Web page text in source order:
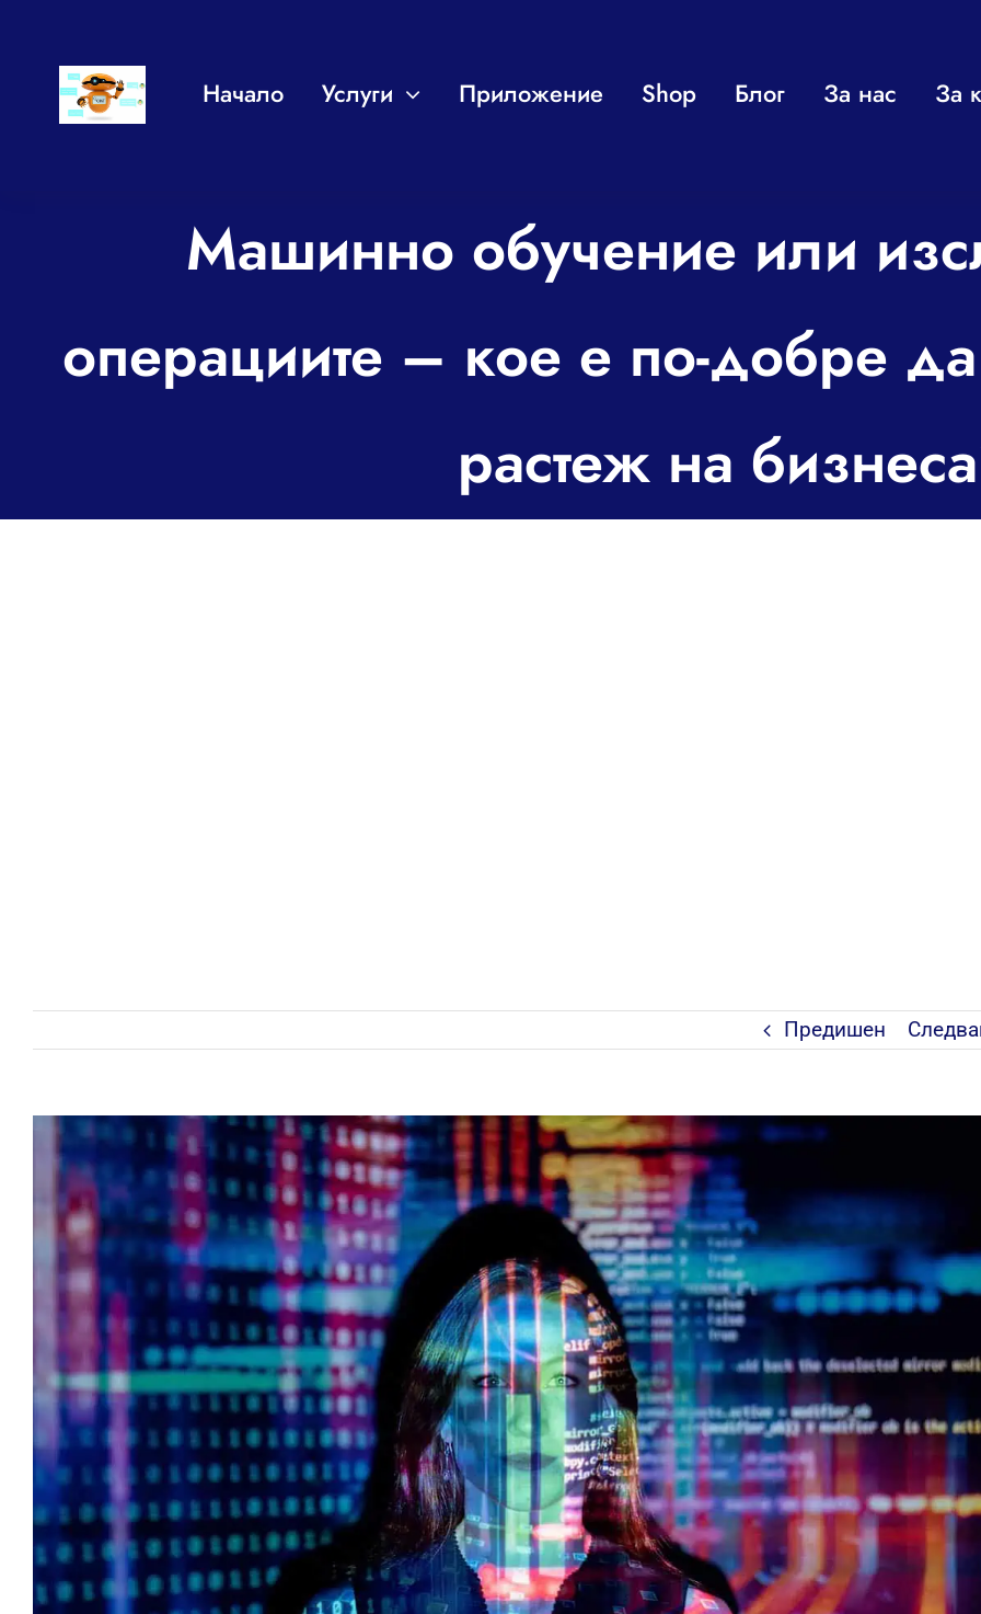
content
Начало Услуги Приложение Shop Блог За нас За
Машинно обучение или
операциите – кое е по-добре
растеж на
Предишен
View
Larger
Image